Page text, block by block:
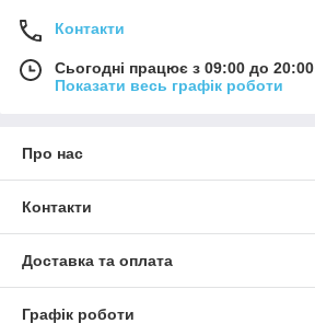
Контакти
Сьогодні працює з 09:00 до 20:00
Показати весь графік роботи
Про нас
Контакти
Доставка та оплата
Графік роботи